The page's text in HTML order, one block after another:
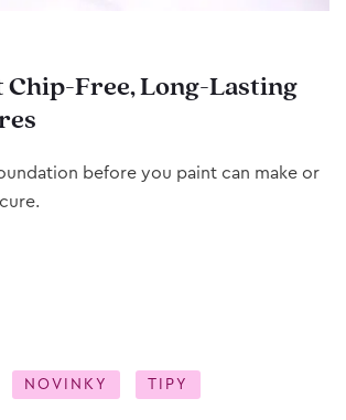
Chip-Free, Long-Lasting
before you paint can make or
NOVINKY TIPY